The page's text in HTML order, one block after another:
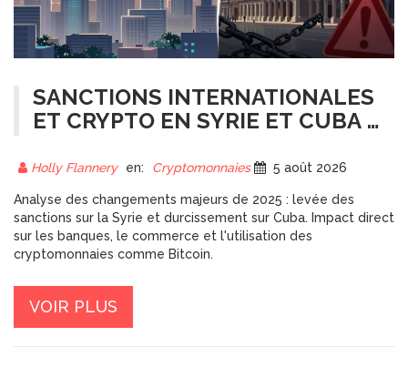
SANCTIONS INTERNATIONALES
ET CRYPTO EN SYRIE ET CUBA :
Holly Flannery en: Cryptomonnaies 5 août 2026
Analyse des changements majeurs de 2025 : levée des
sanctions sur la Syrie et durcissement sur Cuba. Impact direct
sur les banques, le commerce et l'utilisation des
cryptomonnaies comme Bitcoin.
VOIR PLUS